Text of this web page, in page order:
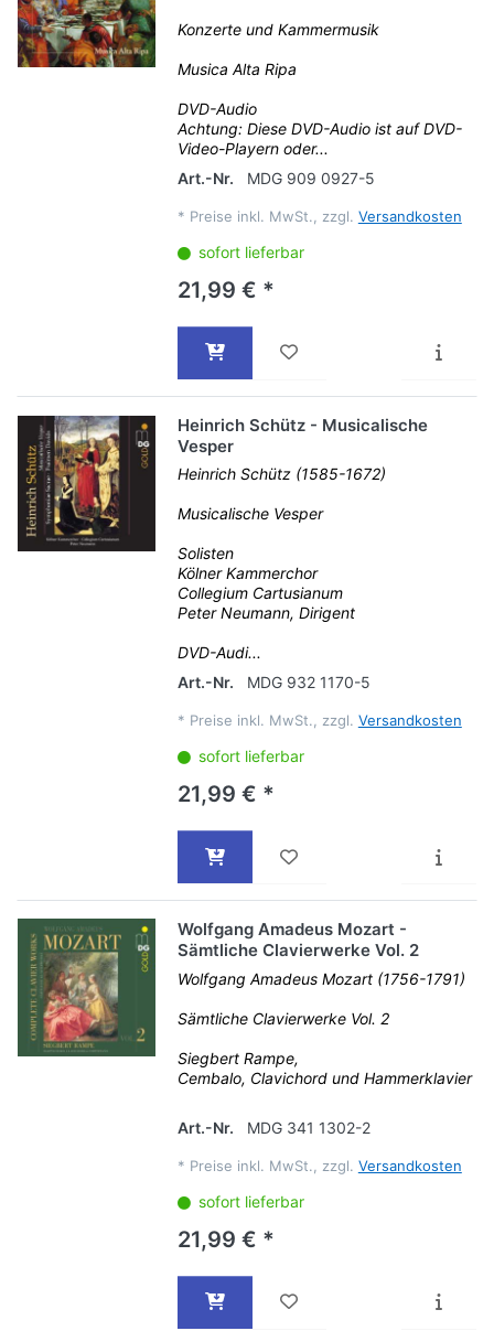
Konzerte und Kammermusik
Musica Alta Ripa
DVD-Audio
Achtung: Diese DVD-Audio ist auf DVD-
Video-Playern oder...
Art.-Nr.
MDG 909 0927-5
* Preise inkl. MwSt., zzgl. Versandkosten
sofort lieferbar
21,99 € *
Heinrich Schütz - Musicalische
Vesper
Heinrich Schütz (1585-1672)
Musicalische Vesper
Solisten
Kölner Kammerchor
Collegium Cartusianum
Peter Neumann, Dirigent
DVD-Audi...
Art.-Nr.
MDG 932 1170-5
* Preise inkl. MwSt., zzgl. Versandkosten
sofort lieferbar
21,99 € *
Wolfgang Amadeus Mozart -
Sämtliche Clavierwerke Vol. 2
Wolfgang Amadeus Mozart (1756-1791)
Sämtliche Clavierwerke Vol. 2
Siegbert Rampe,
Cembalo, Clavichord und Hammerklavier
Art.-Nr. MDG 341 1302-2
* Preise inkl. MwSt., zzgl. Versandkosten
sofort lieferbar
21,99 € *